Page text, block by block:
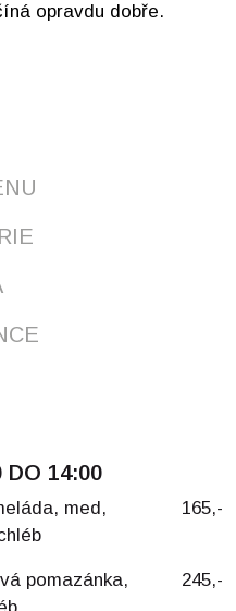
opravdu dobře.
DO 14:00
med,
165,-
pomazánka,
245,-